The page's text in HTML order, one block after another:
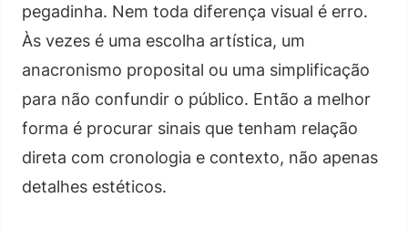
pegadinha. Nem toda diferença visual é erro.
Às vezes é uma escolha artística, um
anacronismo proposital ou uma simplificação
para não confundir o público. Então a melhor
forma é procurar sinais que tenham relação
direta com cronologia e contexto, não apenas
detalhes estéticos.